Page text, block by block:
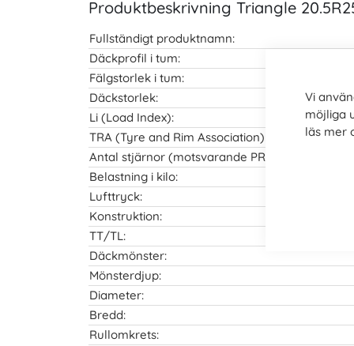
Vi
möjliga
läs mer
Produktbeskrivning Triangle
Fullständigt produktnamn:
Däckprofil i tum:
Fälgstorlek i tum:
Däckstorlek:
Li (Load Index):
TRA (Tyre and Rim Association):
Antal stjärnor (motsvarande PR (antal lager)):
Belastning i kilo:
Lufttryck:
Konstruktion:
TT/TL:
Däckmönster:
Mönsterdjup:
Diameter:
Bredd:
Rullomkrets: